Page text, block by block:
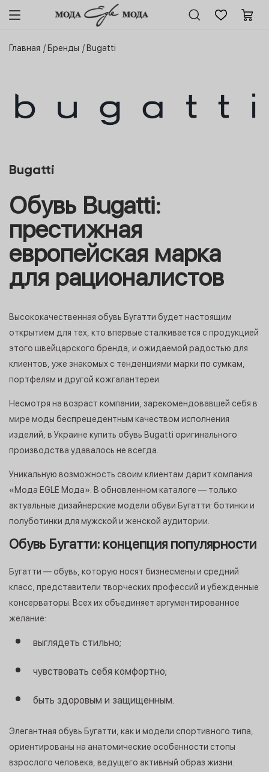
Главная Бренды Bugatti
Bugatti
Обувь Bugatti:
престижная
европейская марка
для рационалистов
Высококачественная обувь Бугатти будет настоящим
открытием для тех, кто впервые сталкивается с продукцией
этого швейцарского бренда, и ожидаемой радостью для
клиентов, уже знакомых с тенденциями марки по сумкам,
портфелям и другой кожгалантереи.
Несмотря на возраст компании, зарекомендовавшей себя в
мире моды беспрецедентным качеством исполнения
изделий, в Украине купить обувь Bugatti оригинального
производства удавалось не всегда.
Уникальную возможность своим клиентам дарит компания
«Мода EGLE Мода». В обновленном каталоге — только
актуальные дизайнерские модели обуви Бугатти: ботинки и
полуботинки для мужской и женской аудитории.
Обувь Бугатти: концепция популярности
Бугатти — обувь, которую носят бизнесмены и средний
класс, представители творческих профессий и убежденные
консерваторы. Всех их объединяет аргументированное
желание:
выглядеть стильно;
чувствовать себя комфортно;
быть здоровым и защищенным.
Элегантная обувь Бугатти, как и модели спортивного типа,
ориентированы на анатомические особенности стопы
взрослого человека, ведущего активный образ жизни.